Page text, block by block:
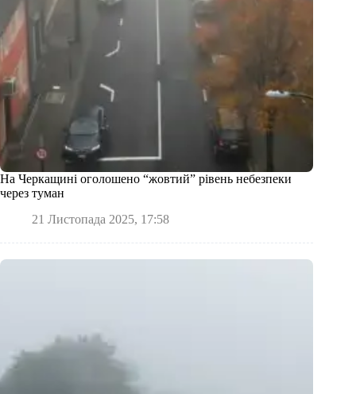
На Черкащині оголошено “жовтий” рівень небезпеки
через туман
21 Листопада 2025, 17:58